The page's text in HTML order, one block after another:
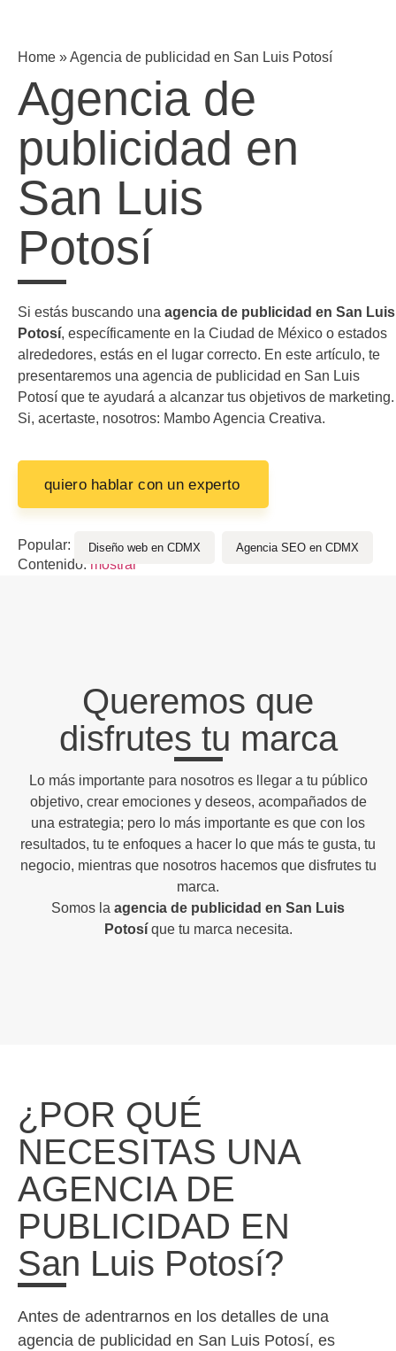
Home »Agencia de publicidad en San Luis Potosí
Agencia de
publicidad en
San Luis
Potosí
Si estás buscando una agencia de publicidad en San Luis
Potosí, específicamente en la Ciudad de México o estados
alrededores, estás en el lugar correcto. En este artículo, te
presentaremos una agencia de publicidad en San Luis
Potosí que te ayudará a alcanzar tus objetivos de marketing.
Si, acertaste, nosotros: Mambo Agencia Creativa.
quiero hablar con un experto
Popular: Diseño web en CDMX Agencia SEO en CDMX
Contenido: mostrar
Queremos que
disfrutes tu marca
Lo más importante para nosotros es llegar a tu público
objetivo, crear emociones y deseos, acompañados de
una estrategia; pero lo más importante es que con los
resultados, tu te enfoques a hacer lo que más te gusta, tu
negocio, mientras que nosotros hacemos que disfrutes tu
marca.
Somos la agencia de publicidad en San Luis
Potosíque tu marca necesita.
¿POR QUÉ
NECESITAS UNA
AGENCIA DE
PUBLICIDAD EN
San Luis Potosí?
Antes de adentrarnos en los detalles de una
agencia de publicidad en San Luis Potosí, es